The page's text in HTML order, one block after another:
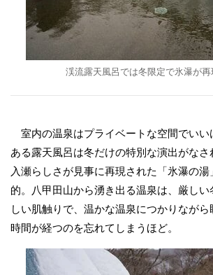
渓流露天風呂では冬限定で氷瀑が再
室内の温泉はプライベートな空間でいい
ある露天風呂は冬だけの特別な演出がな
入瀬らしさが見事に再現された「氷瀑の
的。八甲田山から湧き出る温泉は、厳し
しい肌触りで、温かな温泉につかりなが
時間が経つのを忘れてしまうほど。